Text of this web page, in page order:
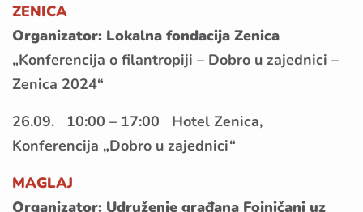
ZENICA
Organizator: Lokalna fondacija Zenica
„Konferencija o filantropiji – Dobro u zajednici –
Zenica 2024“
26.09. 10:00 – 17:00 Hotel Zenica,
Konferencija „Dobro u zajednici“
MAGLAJ
Organizator: Udruženje građana Fojničani uz